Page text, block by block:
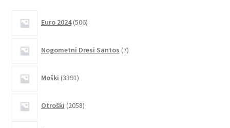
Euro 2024 506izdelkov
Nogometni Dresi Santos 7izdelkov
Moški 3391izdelkov
Otroški 2058izdelkov